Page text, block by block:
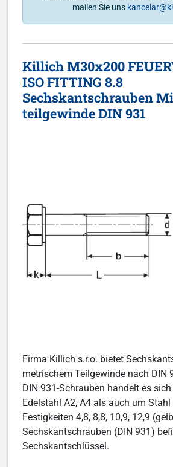
mailen Sie uns
Killich M30x200
ISO FITTING 8.8
Sechskantschrauben
teilgewinde DIN 931
Firma Killich s.r.o. bietet
metrischem Teilgewinde nach DIN
DIN 931-Schrauben handelt es
Edelstahl A2, A4 als auch um
Festigkeiten 4,8, 8,8, 10,9, 12,9
Sechskantschrauben (DIN 931)
Sechskantschlüssel.